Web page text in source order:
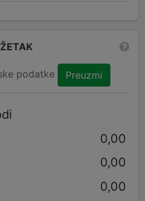
podatke Preuzmi
0,00
0,00
0,00